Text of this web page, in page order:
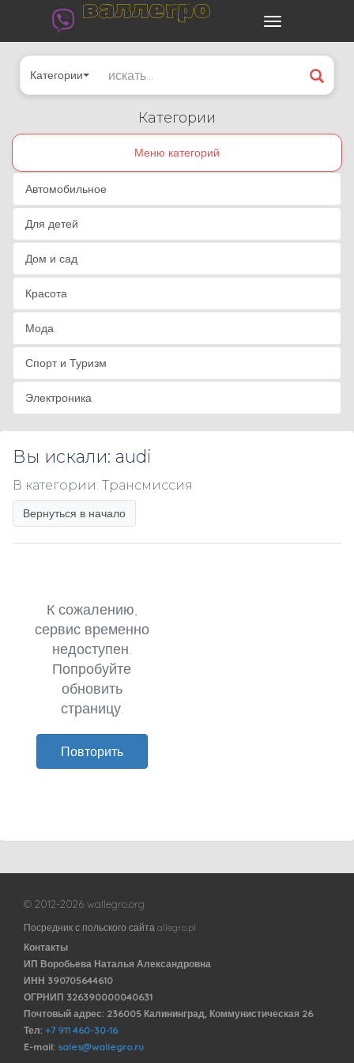
валлегро
Категории
Категории
Меню категорий
Автомобильное
Для детей
Дом и сад
Красота
Мода
Спорт и Туризм
Электроника
Вы искали: audi
В категории: Трансмиссия
Вернуться в начало
К сожалению,
сервис временно
недоступен.
Попробуйте
обновить
страницу.
Повторить
© 2012-2026 wallegro.org
Посредник с польского сайта allegro.pl
Контакты
ИП Воробьева Наталья Александровна
ИНН 390705644610
ОГРНИП 326390000040631
Почтовый адрес: 236005 Калининград, Коммунистическая 26
Тел: +7 911 460-30-16
E-mail: sales@wallegro.ru